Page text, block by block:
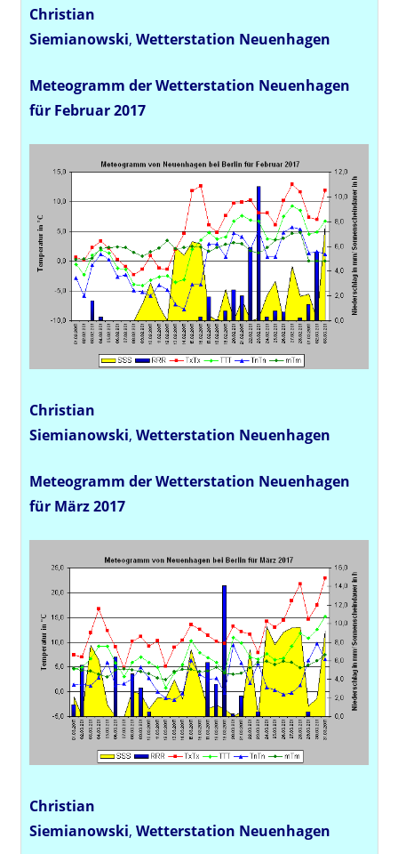
Christian
Siemianowski,Wetterstation Neuenhagen
Meteogramm der Wetterstation Neuenhagen
für Februar 2017
Christian
Siemianowski,Wetterstation Neuenhagen
Meteogramm der Wetterstation Neuenhagen
für März 2017
Christian
Siemianowski,Wetterstation Neuenhagen